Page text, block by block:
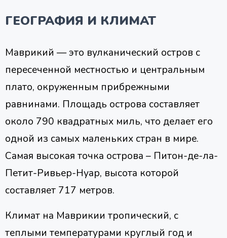
ГЕОГРАФИЯ И КЛИМАТ
Маврикий — это вулканический остров с
пересеченной местностью и центральным
плато, окруженным прибрежными
равнинами. Площадь острова составляет
около 790 квадратных миль, что делает его
одной из самых маленьких стран в мире.
Самая высокая точка острова – Питон-де-ла-
Петит-Ривьер-Нуар, высота которой
составляет 717 метров.
Климат на Маврикии тропический, с
теплыми температурами круглый год и